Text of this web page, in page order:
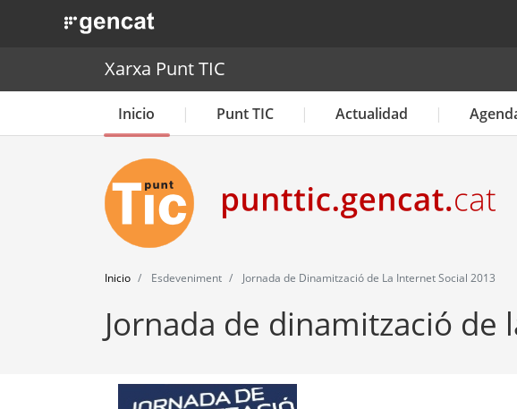
. Obre en una nova finestra.
Xarxa Punt TIC
Inicio Punt TIC Actualidad
Inicio Esdeveniment Jornada de Dinamització de La Internet Social 2013
Jornada de dinamització de